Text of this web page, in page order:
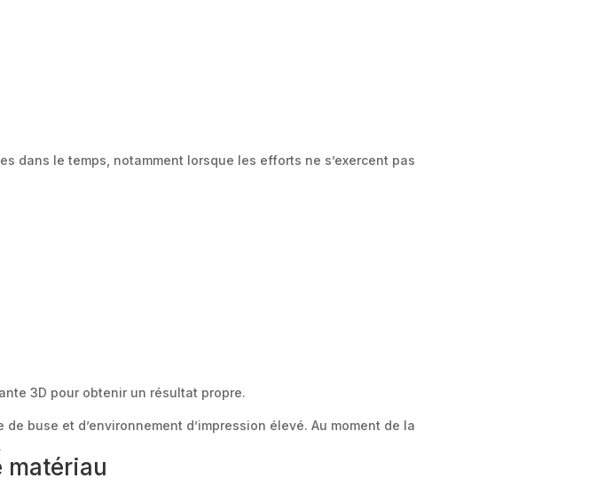
dans le temps, notamment lorsque les efforts ne s’exercent pas
3D pour obtenir un résultat propre.
buse et d’environnement d’impression élevé. Au moment de la
matériau